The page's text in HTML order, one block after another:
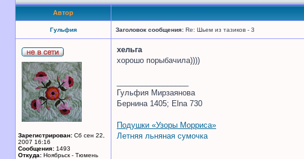
Автор
Гульфия Заголовок сообщения: Re: Шьем из тазиков - 3
Зарегистрирован: Сб сен 22,
2007 16:16
Сообщения: 1493
Откуда: Ноябрьск - Тюмень
хельга
хорошо порыбачила))))
Гульфия Мирзаянова
Бернина 1405; Elna 730
Подушки «Узоры Морриса»
Летняя льняная сумочка